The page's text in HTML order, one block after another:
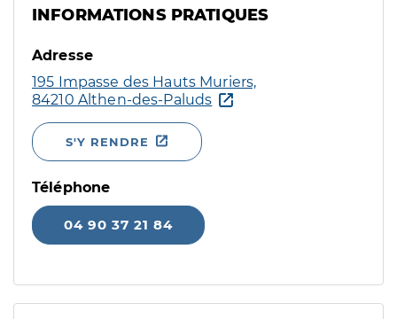
INFORMATIONS PRATIQUES
Adresse
195 Impasse des Hauts Muriers,
84210 Althen-des-Paluds
S'Y RENDRE
Téléphone
04 90 37 21 84